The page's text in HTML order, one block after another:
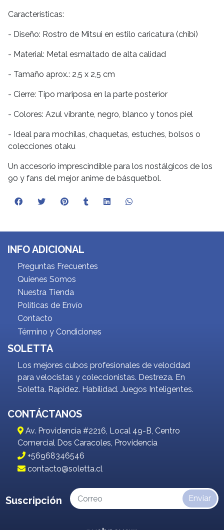
Características:
- Diseño: Rostro de Mitsui en estilo caricatura (chibi)
- Material: Metal esmaltado de alta calidad
- Tamaño aprox.: 2,5 x 2,5 cm
- Cierre: Tipo mariposa en la parte posterior
- Colores: Azul vibrante, negro, blanco y tonos piel
- Ideal para mochilas, chaquetas, estuches, bolsos o
colecciones otaku
Un accesorio imprescindible para los nostálgicos de los
90 y fans del mejor anime de básquetbol.
INFO ADICIONAL
Preguntas Frecuentes
Quienes Somos
Nuestra Tienda
Políticas de Envío
Contacto
Término y Condiciones
SOLETTA
Los mejores cubos profesionales de velocidad
para velocistas y coleccionistas. Destreza. En
Soletta. Rapidez. Habilidad. Juegos Inteligentes.
CONTÁCTANOS
Av. Providencia #2216, Local 49-B, Centro
Comercial Dos Caracoles, Providencia
+56968346546
contacto@soletta.cl
Suscripción Enviar